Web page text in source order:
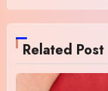
Related Post